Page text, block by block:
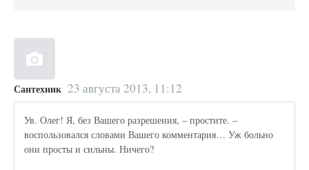
Сантехник 23 августа 2013, 11:12
Ув. Олег! Я, без Вашего разрешения, – простите. –
воспользовался словами Вашего комментария… Уж больно
они просты и сильны. Ничего?